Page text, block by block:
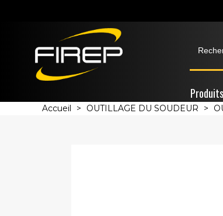
Produits
Accueil > OUTILLAGE DU SOUDEUR >